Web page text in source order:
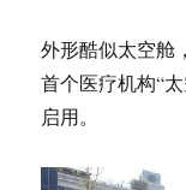
外形酷似太空舱
首个医疗机构“
启用。